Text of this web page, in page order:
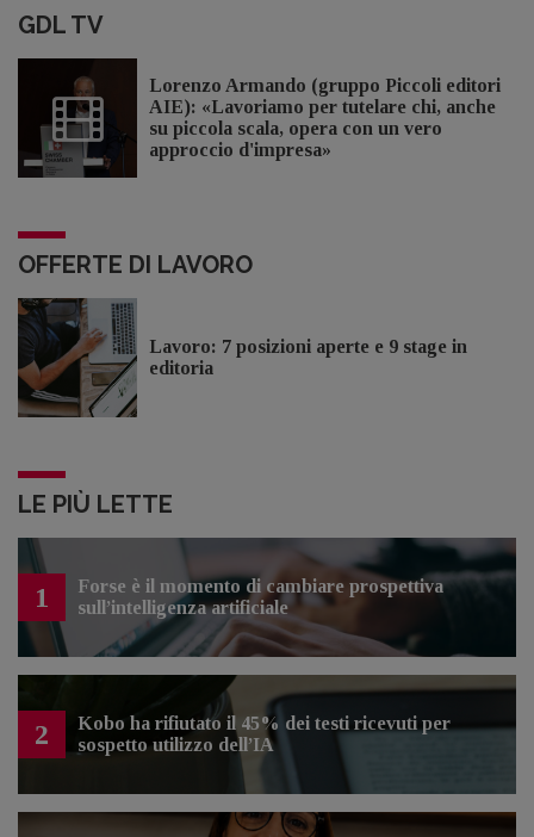
GDL TV
Lorenzo Armando (gruppo Piccoli editori
AIE): «Lavoriamo per tutelare chi, anche
su piccola scala, opera con un vero
approccio d'impresa»
OFFERTE DI LAVORO
Lavoro: 7 posizioni aperte e 9 stage in
editoria
LE PIÙ LETTE
1
Forse è il momento di cambiare prospettiva
sull’intelligenza artificiale
2
Kobo ha rifiutato il 45% dei testi ricevuti per
sospetto utilizzo dell’IA